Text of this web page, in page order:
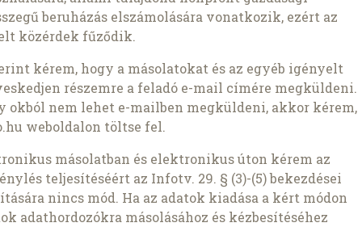
beruházás elszámolására vonatkozik, ezért az
közérdek fűződik.
kérem, hogy a másolatokat és az egyéb igényelt
részemre a feladó e-mail címére megküldeni.
okból nem lehet e-mailben megküldeni, akkor kérem,
weboldalon töltse fel.
másolatban és elektronikus úton kérem az
teljesítéséért az Infotv. 29. § (3)-(5) bekezdései
nincs mód. Ha az adatok kiadása a kért módon
adathordozókra másolásához és kézbesítéséhez